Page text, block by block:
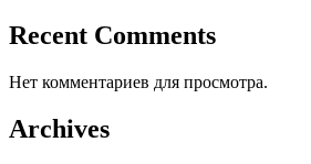
Recent Comments
Нет комментариев для просмотра.
Archives